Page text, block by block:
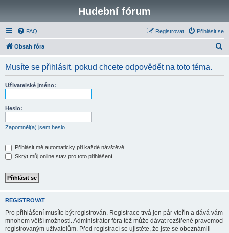
Hudební fórum
FAQ Přihlásit se
Registrovat
Obsah fóra
Musíte se přihlásit, pokud chcete odpovědět na toto téma.
Uživatelské jméno:
Heslo:
Zapomněl(a) jsem heslo
Přihlásit mě automaticky při každé návštěvě
Skrýt můj online stav pro toto přihlášení
REGISTROVAT
Pro přihlášení musíte být registrován. Registrace trvá jen pár vteřin a dává vám
mnohem větší možnosti. Administrátor fóra též může dávat rozšířené pravomoci
registrovaným uživatelům. Před registrací se ujistěte, že jste se obeznámili